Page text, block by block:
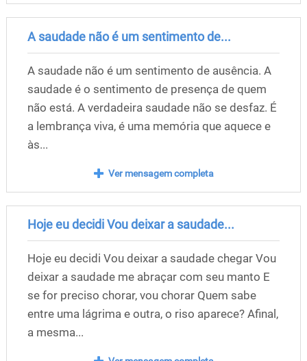
A saudade não é um sentimento de...
A saudade não é um sentimento de ausência. A
saudade é o sentimento de presença de quem
não está. A verdadeira saudade não se desfaz. É
a lembrança viva, é uma memória que aquece e
às...
Ver mensagem completa
Hoje eu decidi Vou deixar a saudade...
Hoje eu decidi Vou deixar a saudade chegar Vou
deixar a saudade me abraçar com seu manto E
se for preciso chorar, vou chorar Quem sabe
entre uma lágrima e outra, o riso aparece? Afinal,
a mesma...